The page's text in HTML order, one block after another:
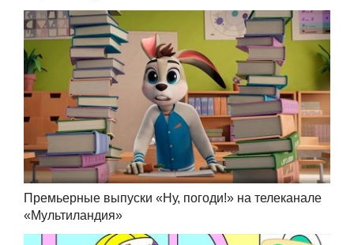
Премьерные выпуски «Ну, погоди!» на телеканале
«Мультиландия»